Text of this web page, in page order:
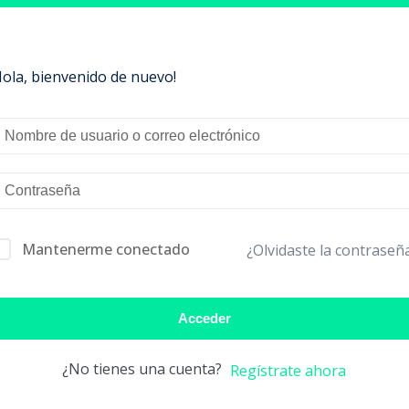
bienvenido de nuevo!
Mantenerme conectado ¿Olvidaste la
Acceder
¿No tienes una cuenta? Regístrate ahora